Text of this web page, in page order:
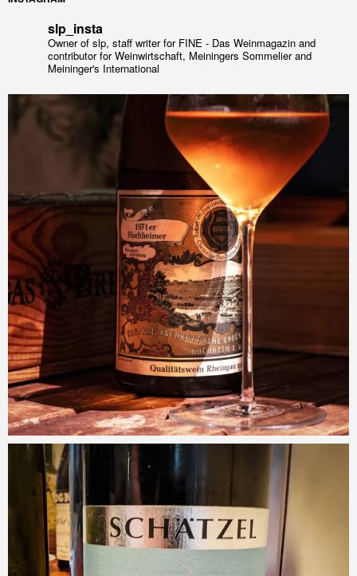
slp_insta
Owner of slp, staff writer for FINE - Das Weinmagazin and
contributor for Weinwirtschaft, Meiningers Sommelier and
Meininger's International